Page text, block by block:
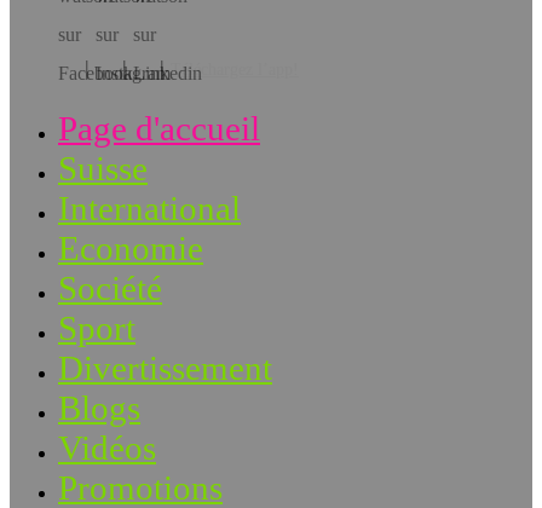
Téléchargez l’app!
Page d'accueil
Suisse
International
Economie
Société
Sport
Divertissement
Blogs
Vidéos
Promotions